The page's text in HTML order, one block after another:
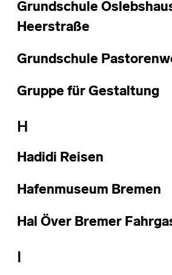
Grundschule
Heerstraße
Grundschule
Gruppe für Gestaltung
H
Hadidi Reisen
Hafenmuseum Bremen
Hal Över Bremer
I